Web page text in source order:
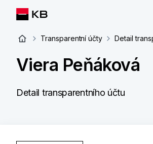
Transparentní účty Detail
Viera Peňáková
Detail transparentního účtu